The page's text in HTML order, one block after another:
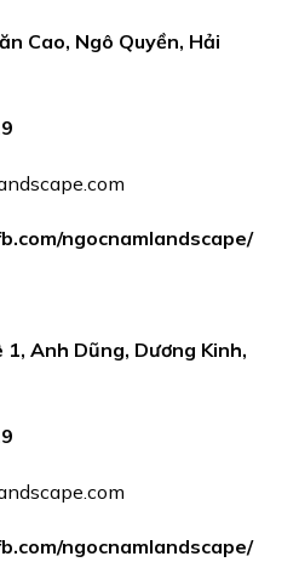
Cao, Ngô Quyền, Hải
ngocnamlandscape/
Anh Dũng, Dương Kinh,
ngocnamlandscape/